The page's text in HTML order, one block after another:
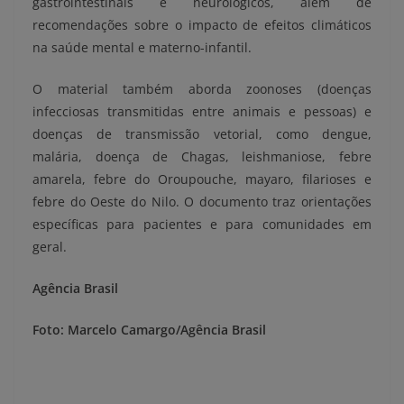
recomendações sobre o impacto de efeitos climáticos
na saúde mental e materno-infantil.
O material também aborda zoonoses (doenças
infecciosas transmitidas entre animais e pessoas) e
doenças de transmissão vetorial, como dengue,
malária, doença de Chagas, leishmaniose, febre
amarela, febre do Oroupouche, mayaro, filarioses e
febre do Oeste do Nilo. O documento traz orientações
específicas para pacientes e para comunidades em
geral.
Agência Brasil
Foto: Marcelo Camargo/Agência Brasil